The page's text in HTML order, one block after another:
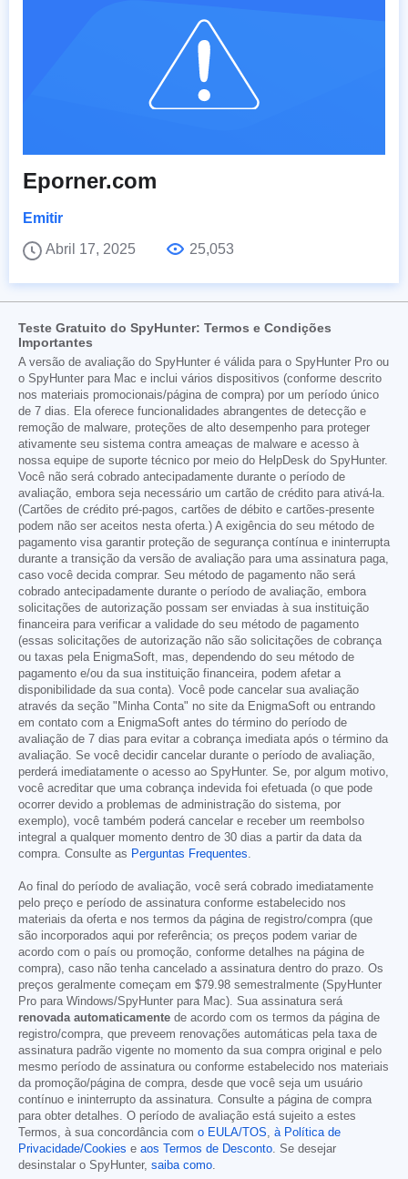
Eporner.com
Emitir
Abril 17, 2025
25,053
Teste Gratuito do SpyHunter: Termos e Condições
Importantes
A versão de avaliação do SpyHunter é válida para o SpyHunter Pro ou
o SpyHunter para Mac e inclui vários dispositivos (conforme descrito
nos materiais promocionais/página de compra) por um período único
de 7 dias. Ela oferece funcionalidades abrangentes de detecção e
remoção de malware, proteções de alto desempenho para proteger
ativamente seu sistema contra ameaças de malware e acesso à
nossa equipe de suporte técnico por meio do HelpDesk do SpyHunter.
Você não será cobrado antecipadamente durante o período de
avaliação, embora seja necessário um cartão de crédito para ativá-la.
(Cartões de crédito pré-pagos, cartões de débito e cartões-presente
podem não ser aceitos nesta oferta.) A exigência do seu método de
pagamento visa garantir proteção de segurança contínua e ininterrupta
durante a transição da versão de avaliação para uma assinatura paga,
caso você decida comprar. Seu método de pagamento não será
cobrado antecipadamente durante o período de avaliação, embora
solicitações de autorização possam ser enviadas à sua instituição
financeira para verificar a validade do seu método de pagamento
(essas solicitações de autorização não são solicitações de cobrança
ou taxas pela EnigmaSoft, mas, dependendo do seu método de
pagamento e/ou da sua instituição financeira, podem afetar a
disponibilidade da sua conta). Você pode cancelar sua avaliação
através da seção "Minha Conta" no site da EnigmaSoft ou entrando
em contato com a EnigmaSoft antes do término do período de
avaliação de 7 dias para evitar a cobrança imediata após o término da
avaliação. Se você decidir cancelar durante o período de avaliação,
perderá imediatamente o acesso ao SpyHunter. Se, por algum motivo,
você acreditar que uma cobrança indevida foi efetuada (o que pode
ocorrer devido a problemas de administração do sistema, por
exemplo), você também poderá cancelar e receber um reembolso
integral a qualquer momento dentro de 30 dias a partir da data da
compra. Consulte as Perguntas Frequentes.
Ao final do período de avaliação, você será cobrado imediatamente
pelo preço e período de assinatura conforme estabelecido nos
materiais da oferta e nos termos da página de registro/compra (que
são incorporados aqui por referência; os preços podem variar de
acordo com o país ou promoção, conforme detalhes na página de
compra), caso não tenha cancelado a assinatura dentro do prazo. Os
preços geralmente começam em $79.98 semestralmente (SpyHunter
Pro para Windows/SpyHunter para Mac). Sua assinatura será
renovada automaticamente de acordo com os termos da página de
registro/compra, que preveem renovações automáticas pela taxa de
assinatura padrão vigente no momento da sua compra original e pelo
mesmo período de assinatura ou conforme estabelecido nos materiais
da promoção/página de compra, desde que você seja um usuário
contínuo e ininterrupto da assinatura. Consulte a página de compra
para obter detalhes. O período de avaliação está sujeito a estes
Termos, à sua concordância com o EULA/TOS, à Política de
Privacidade/Cookies e aos Termos de Desconto. Se desejar
desinstalar o SpyHunter, saiba como.